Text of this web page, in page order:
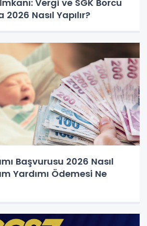
Vergi ve SGK Borcu
2026 Nasıl Yapılır?
Başvurusu 2026 Nasıl
Yardımı Ödemesi Ne